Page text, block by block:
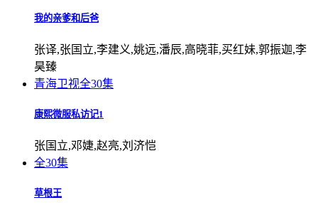
我的亲爹和后爸
张译,张国立,李建义,姚远,潘辰,高晓菲,买红妹,郭振迦,李
昊臻
青海卫视全30集
康熙微服私访记1
张国立,邓婕,赵亮,刘济恺
全30集
草根王